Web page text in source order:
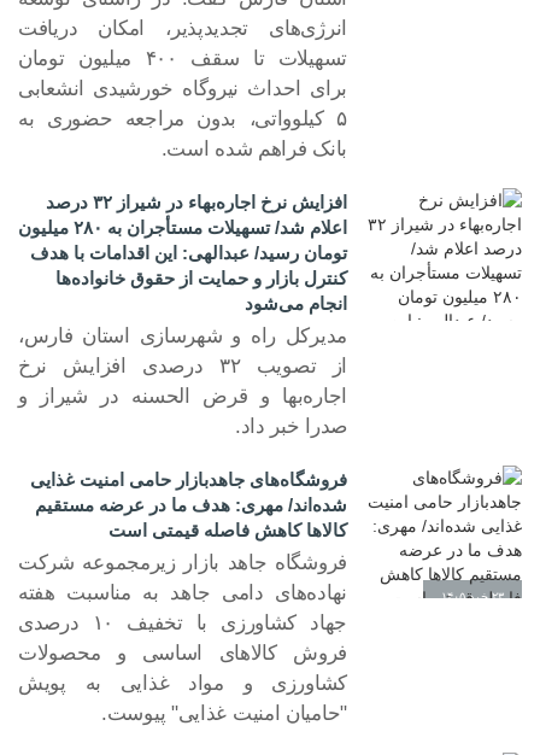
انرژی‌های تجدیدپذیر، امکان دریافت
تسهیلات تا سقف ۴۰۰ میلیون تومان
برای احداث نیروگاه خورشیدی انشعابی
۵ کیلوواتی، بدون مراجعه حضوری به
بانک فراهم شده است.
افزایش نرخ اجاره‌بهاء در شیراز ۳۲ درصد
اعلام شد/ تسهیلات مستأجران به ۲۸۰ میلیون
تومان رسید/ عبدالهی: این اقدامات با هدف
کنترل بازار و حمایت از حقوق خانواده‌ها
انجام می‌شود
مدیرکل راه و شهرسازی استان فارس،
از تصویب ۳۲ درصدی افزایش نرخ
اجاره‌بها و قرض الحسنه در شیراز و
صدرا خبر داد.
۲۳ خرد ۱۴۰۵
فروشگاه‌های جاهدبازار حامی امنیت غذایی
شده‌اند/ مهری: هدف ما در عرضه مستقیم
کالاها کاهش فاصله قیمتی است
فروشگاه جاهد بازار زیرمجموعه شرکت
نهاده‌های دامی جاهد به مناسبت هفته
جهاد کشاورزی با تخفیف ۱۰ درصدی
فروش کالاهای اساسی و محصولات
کشاورزی و مواد غذایی به پویش
"حامیان امنیت غذایی" پیوست.